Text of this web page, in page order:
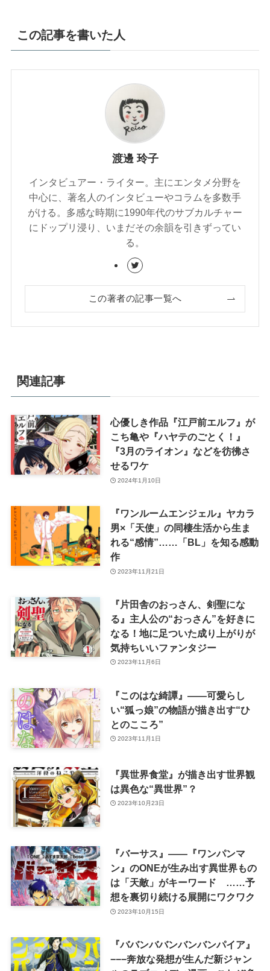
この記事を書いた人
渡邊 玲子
インタビュアー・ライター。主にエンタメ分野を
中心に、著名人のインタビューやコラムを多数手
がける。多感な時期に1990年代のサブカルチャー
にドップリ浸り、いまだその余韻を引きずってい
る。
この著者の記事一覧へ
関連記事
心優しき作品『江戸前エルフ』が
こち亀や『ハヤテのごとく！』
『3月のライオン』などを彷彿さ
せるワケ
2024年1月10日
『ワンルームエンジェル』ヤカラ
男×「天使」の同棲生活から生ま
れる“感情”……「BL」を知る感動
作
2023年11月21日
『片田舎のおっさん、剣聖にな
る』主人公の“おっさん”を好きに
なる！地に足ついた成り上がりが
気持ちいいファンタジー
2023年11月6日
『このはな綺譚』――可愛らし
い“狐っ娘”の物語が描き出す“ひ
とのこころ”
2023年11月1日
『異世界食堂』が描き出す世界観
は異色な“異世界”？
2023年10月23日
『バーサス』――『ワンパンマ
ン』のONEが生み出す異世界もの
は「天敵」がキーワード ……予
想を裏切り続ける展開にワクワク
2023年10月15日
『ババンババンバンバンパイア』
−−−奔放な発想が生んだ新ジャン